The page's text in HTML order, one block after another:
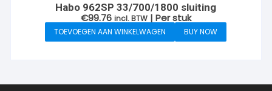
Habo 962SP 33/700/1800 sluiting
€99.76 incl. BTW | Per stuk
TOEVOEGEN AAN WINKELWAGEN BUY NOW